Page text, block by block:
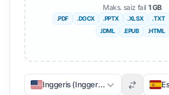
Maks. saiz fail 1 GB
.PDF .DOCX .PPTX .XLSX .TXT
.IDML
.EPUB .HTML
Inggeris (Inggeris)